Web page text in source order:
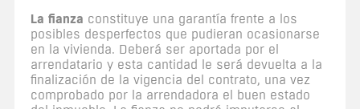
La fianza constituye una garantía frente a los
posibles desperfectos que pudieran ocasionarse
en la vivienda. Deberá ser aportada por el
arrendatario y esta cantidad le será devuelta a la
finalización de la vigencia del contrato, una vez
comprobado por la arrendadora el buen estado